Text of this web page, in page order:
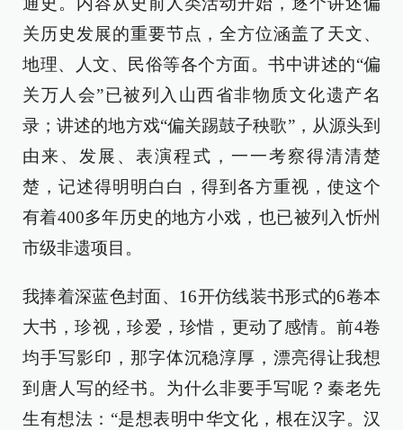
关历史发展的重要节点，全方位涵盖了天文、
地理、人文、民俗等各个方面。书中讲述的“偏
关万人会”已被列入山西省非物质文化遗产名
录；讲述的地方戏“偏关踢鼓子秧歌”，从源头到
由来、发展、表演程式，一一考察得清清楚
楚，记述得明明白白，得到各方重视，使这个
有着400多年历史的地方小戏，也已被列入忻州
市级非遗项目。
我捧着深蓝色封面、16开仿线装书形式的6卷本
大书，珍视，珍爱，珍惜，更动了感情。前4卷
均手写影印，那字体沉稳淳厚，漂亮得让我想
到唐人写的经书。为什么非要手写呢？秦老先
生有想法：“是想表明中华文化，根在汉字。汉